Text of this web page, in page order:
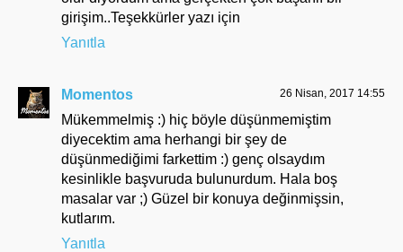
girişim..Teşekkürler yazı için
Yanıtla
Momentos 26 Nisan, 2017 14:55
Mükemmelmiş :) hiç böyle düşünmemiştim
diyecektim ama herhangi bir şey de
düşünmediğimi farkettim :) genç olsaydım
kesinlikle başvuruda bulunurdum. Hala boş
masalar var ;) Güzel bir konuya değinmişsin,
kutlarım.
Yanıtla